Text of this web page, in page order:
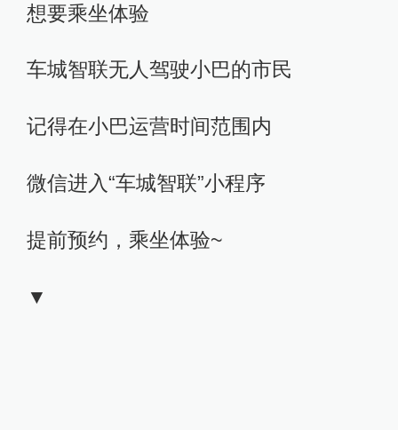
想要乘坐体验
车城智联无人驾驶小巴的市民
记得在小巴运营时间范围内
微信进入“车城智联”小程序
提前预约，乘坐体验~
▼